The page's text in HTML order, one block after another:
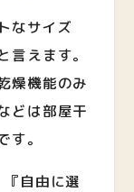
なサイズ
えます。
燥機能のみ
どは部屋干
。
自由に選